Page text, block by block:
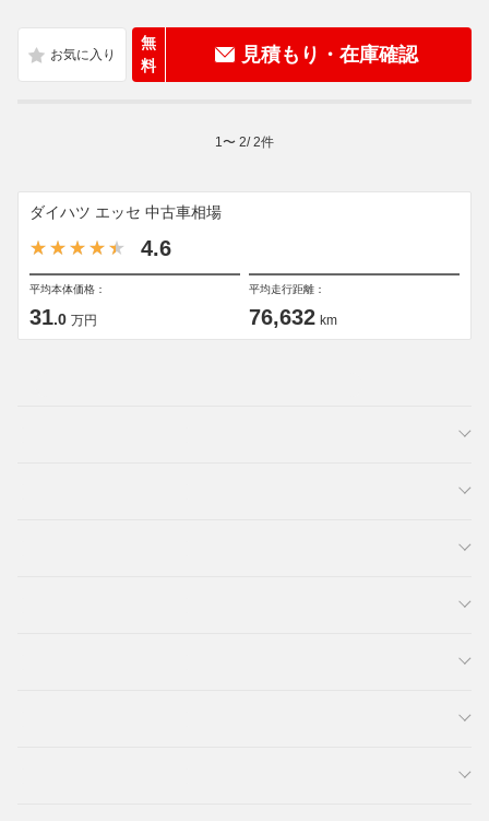
無
料
見積もり・在庫確認
1 〜 2/2件
ダイハツ エッセ 中古車相場
4.6
平均本体価格：
31.0 万円
平均走行距離：
76,632 km